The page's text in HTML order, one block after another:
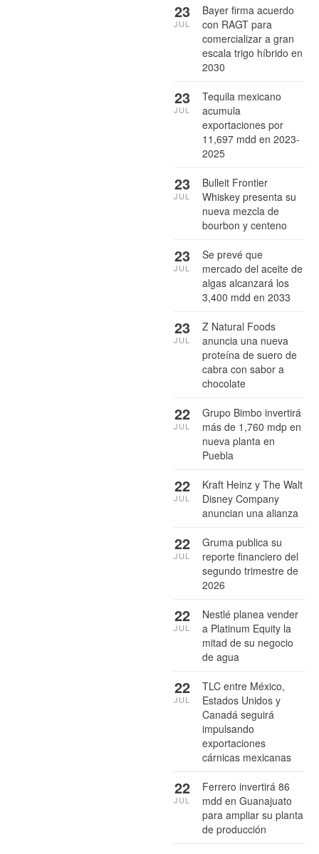
Bayer firma acuerdo
con RAGT para
comercializar a gran
escala trigo híbrido en
2030
23
JUL
Tequila mexicano
acumula
exportaciones por
11,697 mdd en 2023-
2025
23
JUL
Bulleit Frontier
Whiskey presenta su
nueva mezcla de
bourbon y centeno
23
JUL
Se prevé que
mercado del aceite de
algas alcanzará los
3,400 mdd en 2033
23
JUL
Z Natural Foods
anuncia una nueva
proteína de suero de
cabra con sabor a
chocolate
23
JUL
Grupo Bimbo invertirá
más de 1,760 mdp en
nueva planta en
Puebla
22
JUL
Kraft Heinz y The Walt
Disney Company
anuncian una alianza
22
JUL
Gruma publica su
reporte financiero del
segundo trimestre de
2026
22
JUL
Nestlé planea vender
a Platinum Equity la
mitad de su negocio
de agua
22
JUL
TLC entre México,
Estados Unidos y
Canadá seguirá
impulsando
exportaciones
cárnicas mexicanas
22
JUL
Ferrero invertirá 86
mdd en Guanajuato
para ampliar su planta
de producción
22
JUL